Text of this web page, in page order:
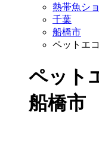
熱帯魚シ
千葉
船橋市
ペットエ
ペット
船橋市